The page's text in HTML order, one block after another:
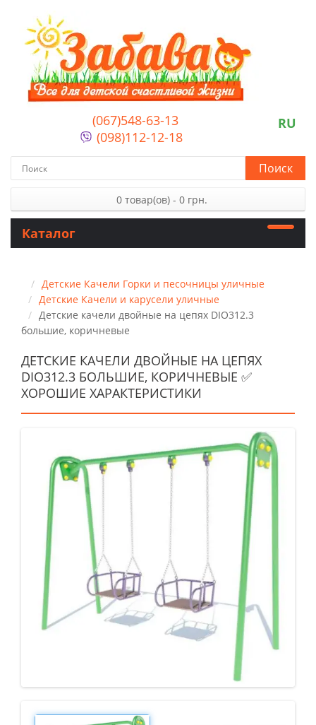
(067)548-63-13
(098)112-12-18
RU
Поиск
0 товар(ов) - 0 грн.
Каталог
Детские Качели Горки и песочницы уличные
Детские Качели и карусели уличные
Детские качели двойные на цепях DIO312.3
большие, коричневые
ДЕТСКИЕ КАЧЕЛИ ДВОЙНЫЕ НА ЦЕПЯХ
DIO312.3 БОЛЬШИЕ, КОРИЧНЕВЫЕ ✅
ХОРОШИЕ ХАРАКТЕРИСТИКИ